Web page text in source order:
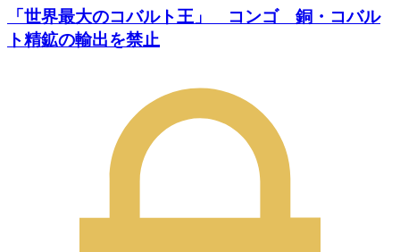
「世界最大のコバルト王」 コンゴ 銅・コバル
ト精鉱の輸出を禁止